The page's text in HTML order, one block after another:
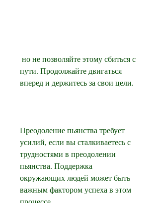
пути. Продолжайте двигаться
вперед и держитесь за свои цели.
Преодоление пьянства требует
усилий, если вы сталкиваетесь с
трудностями в преодолении
пьянства. Поддержка
окружающих людей может быть
важным фактором успеха в этом